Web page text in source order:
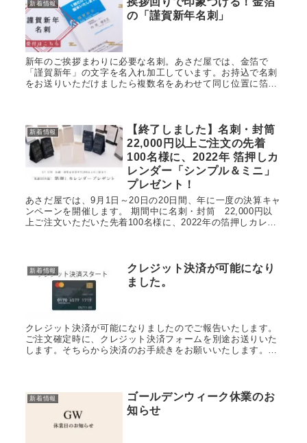
新着情報
の「謹賀新年名刺」
新年のご挨拶まわりに必要な名刺。あさだ屋では、金箔で
「謹賀新年」の文字を名入れ加工しています。お持込で名刺
をお送りいただけましたら複数名をあわせて同じ位置に箔押
新着情報
【終了しました】名刺・封筒
22,000円以上ご注文の先着
100名様に、2022年 箔押しカ
レンダー「シンプル＆ミニ」
プレゼント！
あさだ屋では、9月1日～20日の20日間、年に一度の決算キャ
ンペーンを開催します。 期間中に名刺・封筒 22,000円以
上ご注文いただいた先着100名様に、2022年の箔押しカレン
新着情報
クレジット決済が可能になり
ました。
クレジット決済が可能になりましたのでご報告いたします。
ご注文確定時に、クレジット決済フォームを別途お送りいた
します。そちらから決済のお手続きをお願いいたします。
新着情報
ゴールデンウィーク休業のお
知らせ